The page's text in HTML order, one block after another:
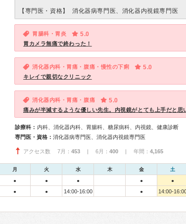
【専門医・資格】 消化器病専門医、消化器内視鏡専門医
胃腸科・胃炎 5.0
胃カメラ無痛で終わった！
消化器内科・胃痛・腹痛・慢性の下痢 5.0
キレイで親切なクリニック
消化器内科・胃痛・腹痛 5.0
痛みが半減するような優しい先生。内視鏡がとても上手だと思
診療科： 内科、消化器内科、胃腸科、糖尿病科、内視鏡、健康診断
専門医・資格： 消化器病専門医、消化器内視鏡専門医
アクセス数 7月： 453 | 6月： 400 | 年間： 4,165
月 火 水 木 金 土
● ● ● ● ●
● ● 14:00-16:00 ● 14:00-